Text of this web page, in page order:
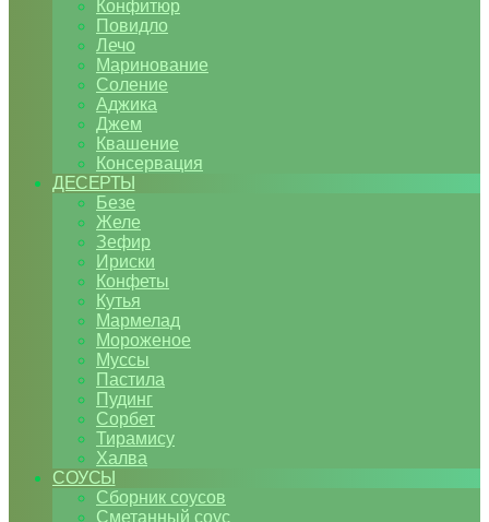
Конфитюр
Повидло
Лечо
Маринование
Соление
Аджика
Джем
Квашение
Консервация
ДЕСЕРТЫ
Безе
Желе
Зефир
Ириски
Конфеты
Кутья
Мармелад
Мороженое
Муссы
Пастила
Пудинг
Сорбет
Тирамису
Халва
СОУСЫ
Сборник соусов
Сметанный соус